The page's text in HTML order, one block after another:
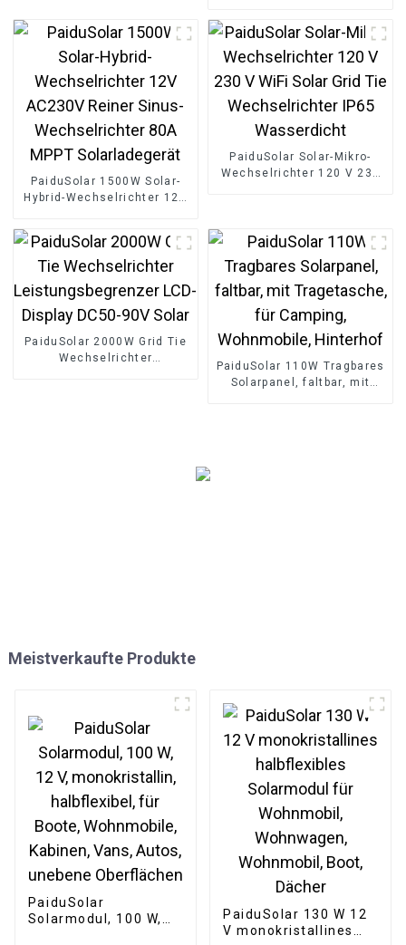
Ionen-Batterien
PaiduSolar 1500W Solar-
Hybrid-Wechselrichter 12V
Wechselrichter 80A MPPT
Solarladegerät
PaiduSolar Solar-Mikro-
Wechselrichter 120 V 230
PaiduSolar 2000W Grid Tie
Wechselrichter
PaiduSolar 110W Tragbares
Solarpanel, faltbar, mit
Meistverkaufte Produkte
PaiduSolar
Solarmodul, 100 W,
PaiduSolar 130 W 12
V monokristallines